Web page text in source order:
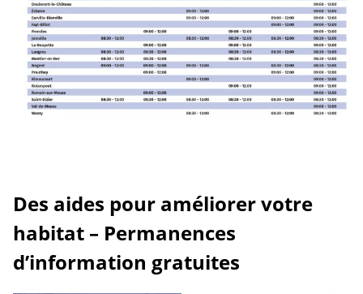
Des aides pour améliorer votre
habitat – Permanences
d’information gratuites